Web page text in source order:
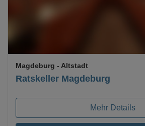
Ratskeller Magdeburg
Magdeburg - Altstadt
Mehr Details